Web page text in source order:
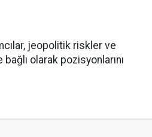
jeopolitik riskler ve
olarak pozisyonlarını